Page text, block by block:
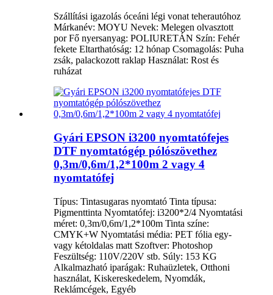
Szállítási igazolás óceáni légi vonat teherautóhoz
Márkanév: MOYU Nevek: Melegen olvasztott
por Fő nyersanyag: POLIURETÁN Szín: Fehér
fekete Eltarthatóság: 12 hónap Csomagolás: Puha
zsák, palackozott raklap Használat: Rost és
ruházat
Gyári EPSON i3200 nyomtatófejes
DTF nyomtatógép pólószövethez
0,3m/0,6m/1,2*100m 2 vagy 4
nyomtatófej
Típus: Tintasugaras nyomtató Tinta típusa:
Pigmenttinta Nyomtatófej: i3200*2/4 Nyomtatási
méret: 0,3m/0,6m/1,2*100m Tinta színe:
CMYK+W Nyomtatási média: PET fólia egy-
vagy kétoldalas matt Szoftver: Photoshop
Feszültség: 110V/220V stb. Súly: 153 KG
Alkalmazható iparágak: Ruhaüzletek, Otthoni
használat, Kiskereskedelem, Nyomdák,
Reklámcégek, Egyéb